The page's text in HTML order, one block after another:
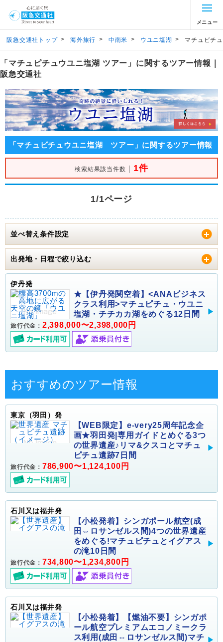
メニュー
阪急交通社トップ > 海外旅行 > 中南米 > ウユニ塩湖 > マチュピチ
「マチュピチュウユニ塩湖 ツアー」に関するツアー情報｜
阪急交通社
「マチュピチュウユニ塩湖 ツアー」に関するツアー情報
検索結果該当件数 1件
1/1ページ
並べ替え条件設定
出発地・日程で絞り込む
伊丹発
★【伊丹発関空着】<ANAビジネス
クラス利用>マチュピチュ・ウユニ
塩湖・チチカカ湖をめぐる12日間
旅行代金： 2,398,000〜2,398,000円
おすすめのツアー情報
東京（羽田）発
【WEB限定】e-very25周年記念企
画★羽田発|専用ガイドとめぐる3つ
の世界遺産♪リマ&クスコとマチュ
ピチュ遺跡7日間
旅行代金： 786,900〜1,124,100円
石川又は福井発
【小松発着】シンガポール航空(成
田⇔ロサンゼルス間)4つの世界遺産
をめぐる!マチュピチュとイグアス
の滝10日間
旅行代金： 734,800〜1,234,800円
石川又は福井発
【小松発着】【燃油不要】シンガポ
ール航空プレミアムエコノミークラ
ス利用(成田⇔ロサンゼルス間)マチ